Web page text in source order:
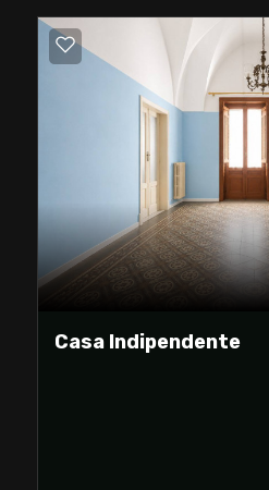
Casa Indipendente
1
4
5
5+